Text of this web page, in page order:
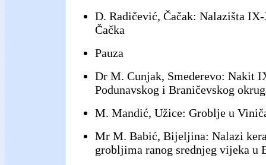
D. Radičević, Čačak: Nalazišta
Čačka
Pauza
Dr M. Cunjak, Smederevo: Nakit
Podunavskog i Braničevskog
M. Mandić, Užice: Groblje u
Mr M. Babić, Bijeljina: Nalazi
grobljima ranog srednjeg vijeka u